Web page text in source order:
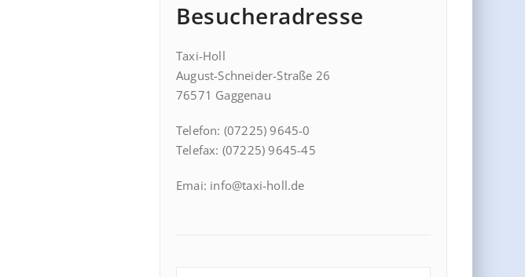
Besucheradresse
Taxi-Holl
August-Schneider-Straße 26
76571 Gaggenau
Telefon: (07225) 9645-0
Telefax: (07225) 9645-45
Emai: info@taxi-holl.de